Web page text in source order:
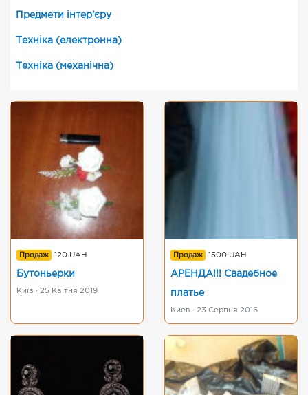
Предмети інтер'єру
Техніка (електронна)
Техніка (механічна)
Продаж 120 UAH
Бутоньерки
Київ · 25 Квітня 2019
Продаж 1500 UAH
АРЕНДА!!! Свадебное
платье
Киев · 23 Серпня 2016